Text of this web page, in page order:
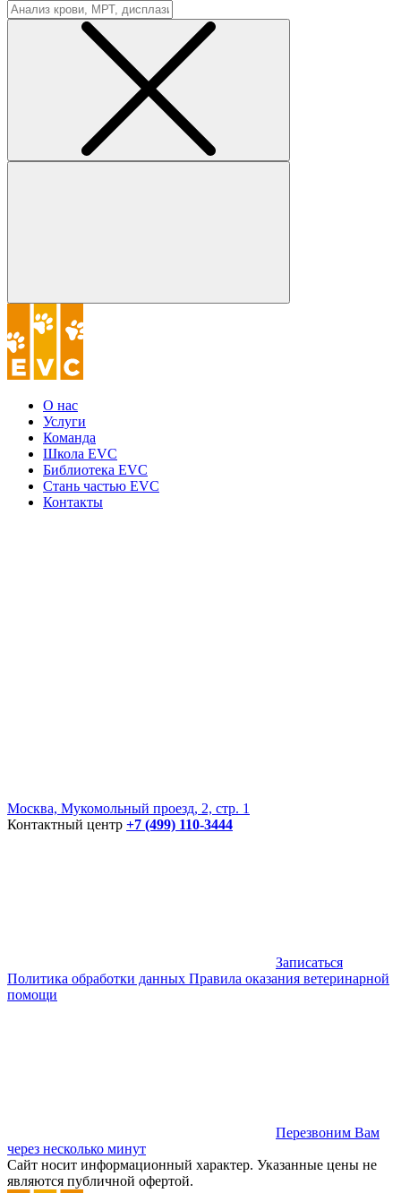
О нас
Услуги
Команда
Школа EVC
Библиотека EVC
Стань частью EVC
Контакты
Москва, Мукомольный проезд, 2, стр. 1
Контактный центр +7 (499) 110-3444
Записаться
Политика обработки данных Правила оказания ветеринарной
помощи
Перезвоним Вам
через несколько минут
Сайт носит информационный характер. Указанные цены не
являются публичной офертой.